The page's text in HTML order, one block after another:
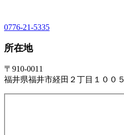
0776-21-5335
所在地
〒910-0011
福井県福井市経田２丁目１００５